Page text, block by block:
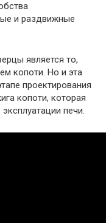
и раздвижные
является то,
копоти. Но и эта
проектирования
копоти, которая
печи.